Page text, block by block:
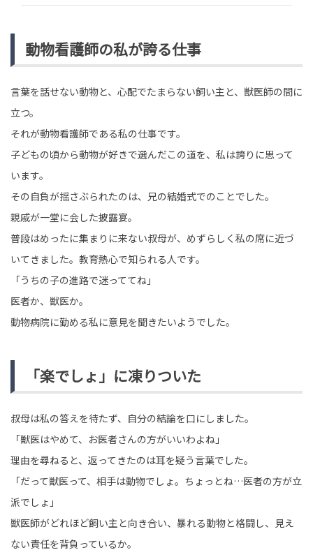
動物看護師の私が誇る仕事
言葉を話せない動物と、心配でたまらない飼い主と、獣医師の間に
立つ。
それが動物看護師である私の仕事です。
子どもの頃から動物が好きで選んだこの道を、私は誇りに思って
います。
その自負が揺さぶられたのは、兄の結婚式でのことでした。
親戚が一堂に会した披露宴。
普段はめったに集まりに来ない叔母が、めずらしく私の席に近づ
いてきました。教育熱心で知られる人です。
「うちの子の進路で迷っててね」
医者か、獣医か。
動物病院に勤める私に意見を聞きたいようでした。
「楽でしょ」に凍りついた
叔母は私の答えを待たず、自分の結論を口にしました。
「獣医はやめて、お医者さんの方がいいわよね」
理由を尋ねると、返ってきたのは耳を疑う言葉でした。
「だって獣医って、相手は動物でしょ。ちょっとね…医者の方が立
派でしょ」
獣医師がどれほど飼い主と向き合い、暴れる動物と格闘し、見え
ない責任を背負っているか。